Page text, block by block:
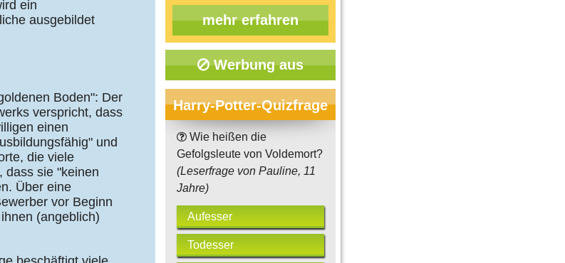
ein
ausgebildet
Boden": Der
verspricht, dass
einen
und
die viele
dass sie "keinen
Über eine
vor Beginn
(angeblich)
mehr erfahren
Werbung aus
Harry-Potter-Quizfrage
Wie heißen die
Gefolgsleute von Voldemort?
(Leserfrage von Pauline, 11
Jahre)
Aufesser
Todesser